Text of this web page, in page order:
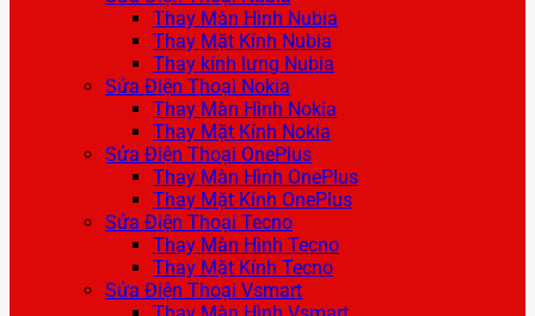
Thay Màn Hình Nubia
Thay Mặt Kính Nubia
Thay kính lưng Nubia
Sửa Điện Thoại Nokia
Thay Màn Hình Nokia
Thay Mặt Kính Nokia
Sửa Điện Thoại OnePlus
Thay Màn Hình OnePlus
Thay Mặt Kính OnePlus
Sửa Điện Thoại Tecno
Thay Màn Hình Tecno
Thay Mặt Kính Tecno
Sửa Điện Thoại Vsmart